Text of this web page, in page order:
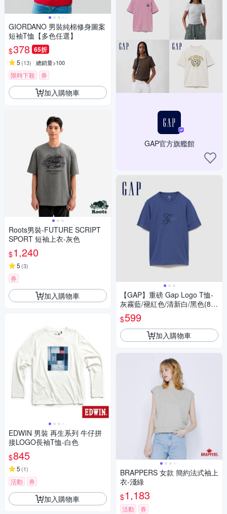
GIORDANO 男裝純棉修身圖案
短袖T恤【多色任選】
$378 65折
5 (13) 總銷量>100
限時下殺 券
加入購物車
Roots男裝-FUTURE SCRIPT
SPORT 短袖上衣-灰色
$1,240
5 (3)
券
加入購物車
EDWIN 男裝 再生系列 牛仔拼
接LOGO長袖T恤-白色
$845
5 (1)
活動 券
加入購物車
GAP官方旗艦館
【GAP】重磅 Gap Logo T恤-
灰霧藍/褪紅色/清新白/黑色(89
5178)
$599
加入購物車
BRAPPERS 女款 簡約法式袖上
衣-淺綠
$1,183
活動 券